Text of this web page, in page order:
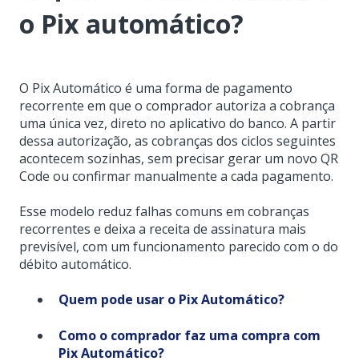
o Pix automático?
O Pix Automático é uma forma de pagamento
recorrente em que o comprador autoriza a cobrança
uma única vez, direto no aplicativo do banco. A partir
dessa autorização, as cobranças dos ciclos seguintes
acontecem sozinhas, sem precisar gerar um novo QR
Code ou confirmar manualmente a cada pagamento.
Esse modelo reduz falhas comuns em cobranças
recorrentes e deixa a receita de assinatura mais
previsível, com um funcionamento parecido com o do
débito automático.
Quem pode usar o Pix Automático?
Como o comprador faz uma compra com
Pix Automático?